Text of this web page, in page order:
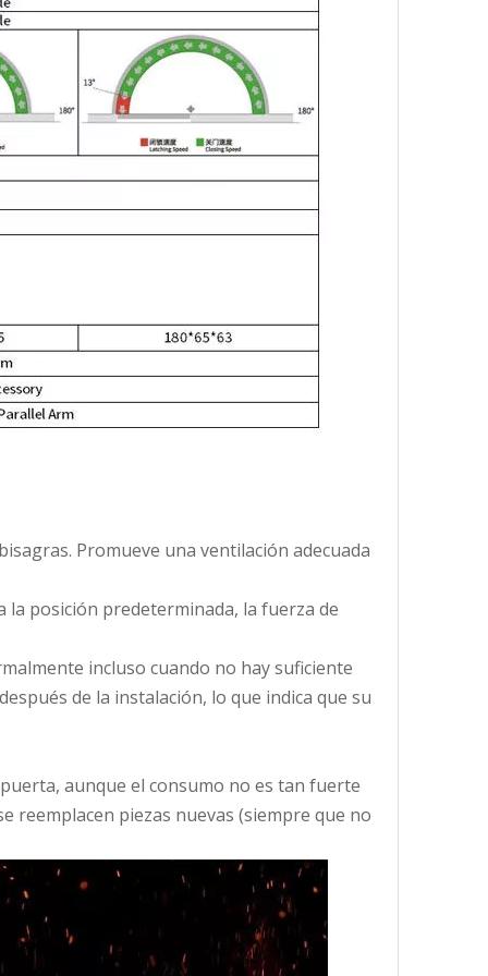
Promueve una ventilación adecuada
posición predeterminada, la fuerza de
incluso cuando no hay suficiente
de la instalación, lo que indica que su
aunque el consumo no es tan fuerte
reemplacen piezas nuevas (siempre que no